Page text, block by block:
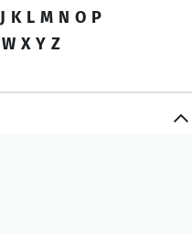
J K L M N O P
W X Y Z